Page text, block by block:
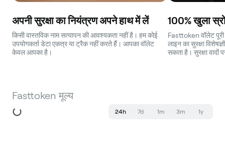
अपनी सुरक्षा का नियंत्रण अपने हाथ में लें
किसी वास्तविक नाम सत्यापन की आवश्यकता नहीं है। हम कोई
उपयोगकर्ता डेटा एकत्र या ट्रैक नहीं करते हैं। आपका वॉलेट
केवल आपका है।
100% खुला
Fasttoken वॉलेट
लाइन का सुरक्षा
सकता है। सुरक्षा वादों
Fasttoken मूल्य
24h 7d 1m 3m 1y